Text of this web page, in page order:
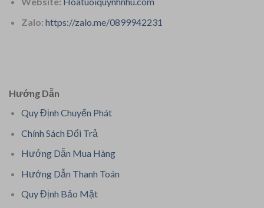
Zalo: https://zalo.me/0899942231
Hướng Dẫn
Quy Định Chuyển Phát
Chính Sách Đổi Trả
Hướng Dẫn Mua Hàng
Hướng Dẫn Thanh Toán
Quy Định Bảo Mật